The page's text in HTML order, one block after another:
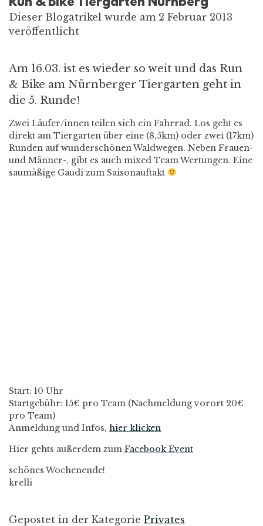
Dieser Blogatrikel wurde am 2 Februar 2013
veröffentlicht
Am 16.03. ist es wieder so weit und das Run
& Bike am Nürnberger Tiergarten geht in
die 5. Runde!
Zwei Läufer/innen teilen sich ein Fahrrad. Los geht es
direkt am Tiergarten über eine (8,5km) oder zwei (17km)
Runden auf wunderschönen Waldwegen. Neben Frauen-
und Männer-, gibt es auch mixed Team Wertungen. Eine
saumäßige Gaudi zum Saisonauftakt
Start: 10 Uhr
Startgebühr: 15€ pro Team (Nachmeldung vorort 20€
pro Team)
Anmeldung und Infos, hier klicken
Hier gehts außerdem zum Facebook Event
schönes Wochenende!
krelli
Gepostet in der Kategorie Privates